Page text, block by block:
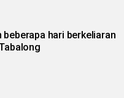
hari berkeliaran